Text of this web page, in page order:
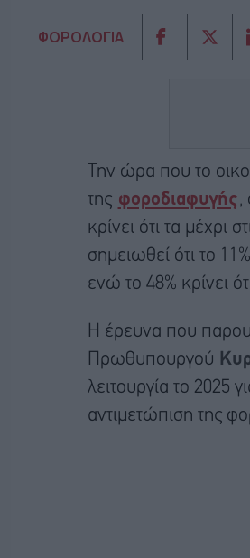
ΦΟΡΟΛΟΓΙΑ
Την ώρα που το
της φοροδιαφυγής,
κρίνει ότι τα μέχρι
σημειωθεί ότι το
ενώ το 48% κρίνει
Η έρευνα που
Πρωθυπουργού
λειτουργία το 2025
αντιμετώπιση της